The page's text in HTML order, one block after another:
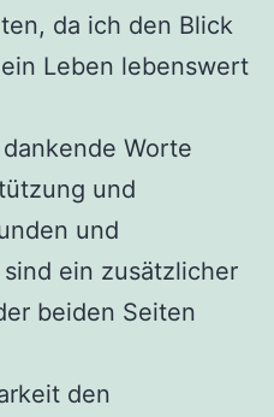
da ich den Blick
Leben lebenswert
Worte
und
und
ein zusätzlicher
beiden Seiten
den